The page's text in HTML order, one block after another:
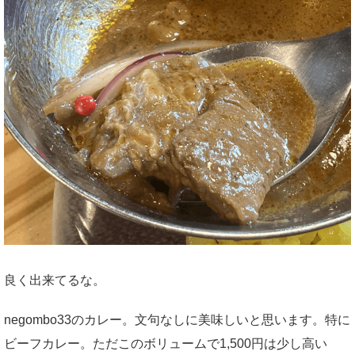
良く出来てるな。
negombo33のカレー。文句なしに美味しいと思います。特に
ビーフカレー。ただこのボリュームで1,500円は少し高い